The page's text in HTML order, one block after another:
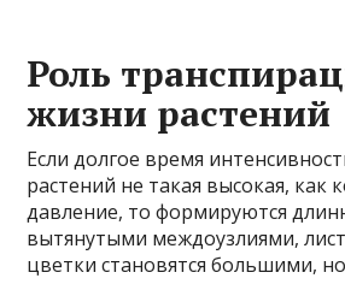
Роль
жизни растений
Если долгое время
растений не такая высокая, как
давление, то формируются
вытянутыми междоузлиями,
цветки становятся большими,